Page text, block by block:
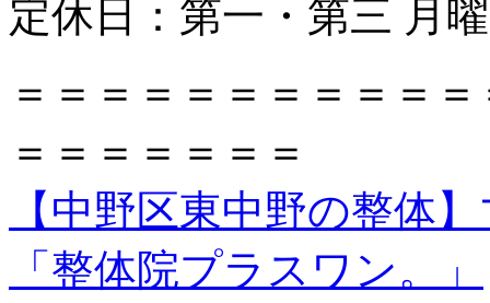
定休日：第一・第三 月
＝＝＝＝＝＝＝＝＝＝
＝＝＝＝＝＝＝
【中野区東中野の整体
「整体院プラスワン。」